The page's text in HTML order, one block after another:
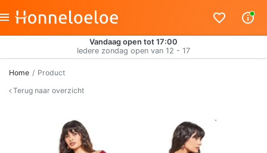
Vandaag open tot 17:00
Iedere zondag open van 12 - 17
Home
Product
Terug naar overzicht